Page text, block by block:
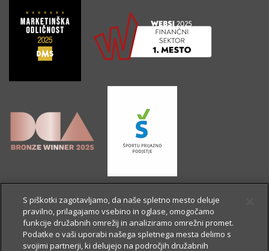
S piškotki zagotavljamo, da naše spletno mesto deluje
pravilno, prilagajamo vsebino in oglase, omogočamo
funkcije družabnih omrežij in analiziramo omrežni promet.
Podatke o vaši uporabi našega spletnega mesta delimo s
svojimi partnerji, ki delujejo na področjih družabnih